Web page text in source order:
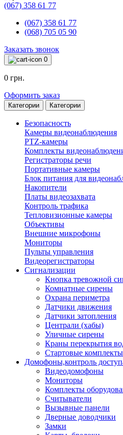
(067) 358 61 77
(067) 358 61 77
(068) 705 05 90
Заказать звонок
0
0 грн.
Оформить заказ
Категории Категории
Безопасность
Камеры видеонаблюдения
PTZ-камеры
Комплекты
Регистраторы речи
Портативные камеры
Блок питания для
Накопители
Платы видеозахвата
Контроль трафика
Тепловизионные камеры
Объективы
Внешние микрофоны
Мониторы
Пульты управления
Видеорегистраторы
Сигнализации
Кнопка тревожной
Комнатные сирены
Охрана периметра
Датчики движения
Датчики затопления
Централи (хабы)
Уличные сирены
Краны перекрытия
Стартовые
Домофоны,контроль
Видеодомофоны
Мониторы
Комплекты
Считыватели
Вызывные панели
Дверные доводчики
Замки